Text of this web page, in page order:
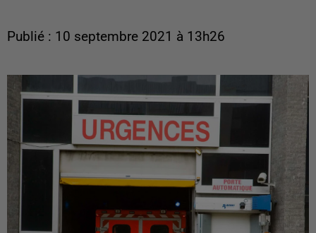
Publié : 10 septembre 2021 à 13h26